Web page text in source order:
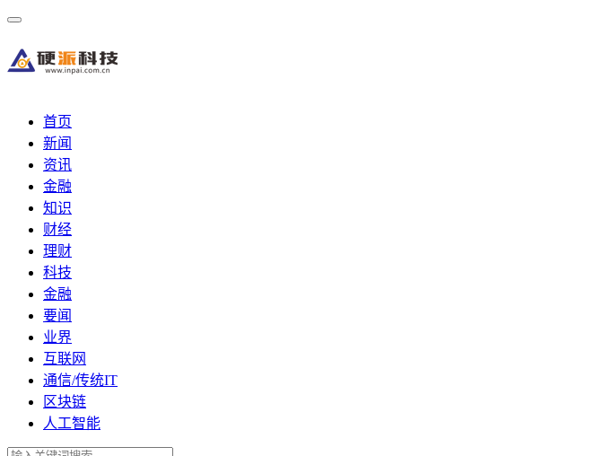
首页
新闻
资讯
金融
知识
财经
理财
科技
金融
要闻
业界
互联网
通信/传统IT
区块链
人工智能